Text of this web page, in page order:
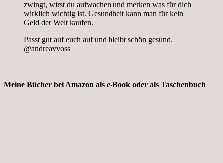
zwingt, wirst du aufwachen und merken was für dich
wirklich wichtig ist. Gesundheit kann man für kein
Geld der Welt kaufen.
Passt gut auf euch auf und bleibt schön gesund.
@andreavvoss
Meine Bücher bei Amazon als e-Book oder als Taschenbuch